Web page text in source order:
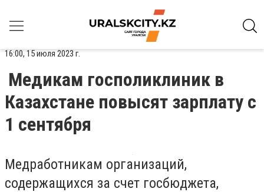
16:00, 15 июля 2023 г.
Медикам госполиклиник в
Казахстане повысят зарплату с
1 сентября
Медработникам организаций,
содержащихся за счет госбюджета,